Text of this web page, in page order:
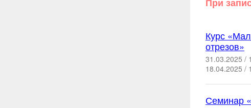
Курс
отрезов»
31.03.2025
18.04.2025
Семинар